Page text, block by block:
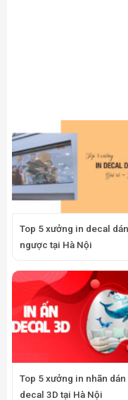
Top 5 xưởng in decal dán
ngược tại Hà Nội
Top 5 xưởng in nhãn dán
decal 3D tại Hà Nội